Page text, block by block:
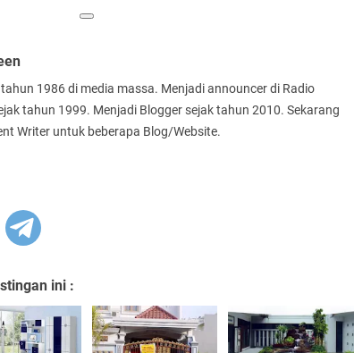
1986 di media massa. Menjadi announcer di Radio
tahun 1999. Menjadi Blogger sejak tahun 2010. Sekarang
Writer untuk beberapa Blog/Website.
ini :